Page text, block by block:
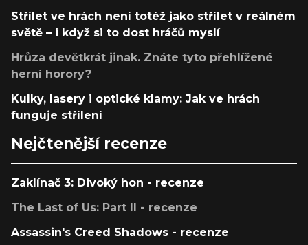
Střílet ve hrách není totéž jako střílet v reálném
světě – i když si to dost hráčů myslí
Hrůza devětkrát jinak. Znáte tyto přehlížené
herní horory?
Kulky, lasery i optické klamy: Jak ve hrách
funguje střílení
Nejčtenější recenze
Zaklínač 3: Divoký hon - recenze
The Last of Us: Part II - recenze
Assassin's Creed Shadows - recenze